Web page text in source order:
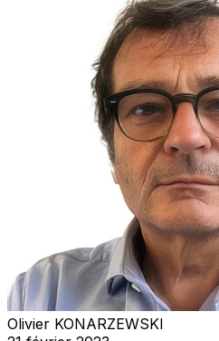
Olivier KONARZEWSKI